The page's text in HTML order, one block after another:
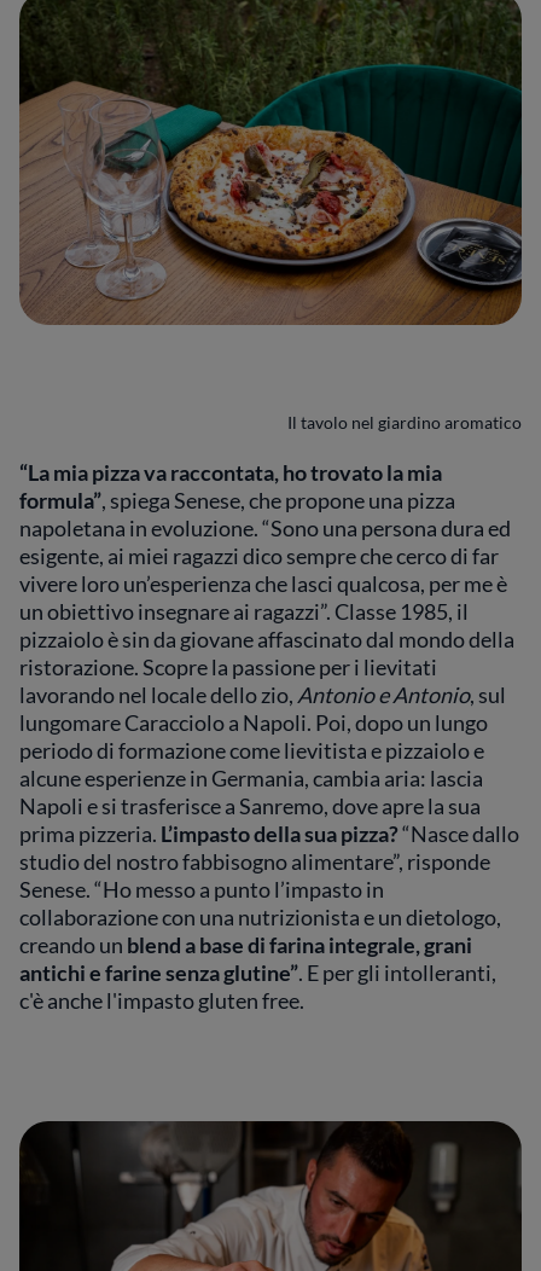
Il tavolo nel giardino aromatico
“La mia pizza va raccontata, ho trovato la mia
formula”, spiega Senese, che propone una pizza
napoletana in evoluzione. “Sono una persona dura ed
esigente, ai miei ragazzi dico sempre che cerco di far
vivere loro un’esperienza che lasci qualcosa, per me è
un obiettivo insegnare ai ragazzi”. Classe 1985, il
pizzaiolo è sin da giovane affascinato dal mondo della
ristorazione. Scopre la passione per i lievitati
lavorando nel locale dello zio, Antonio e Antonio, sul
lungomare Caracciolo a Napoli. Poi, dopo un lungo
periodo di formazione come lievitista e pizzaiolo e
alcune esperienze in Germania, cambia aria: lascia
Napoli e si trasferisce a Sanremo, dove apre la sua
prima pizzeria. L’impasto della sua pizza?“Nasce dallo
studio del nostro fabbisogno alimentare”, risponde
Senese. “Ho messo a punto l’impasto in
collaborazione con una nutrizionista e un dietologo,
creando un blend a base di farina integrale, grani
antichi e farine senza glutine”. E per gli intolleranti,
c'è anche l'impasto gluten free.